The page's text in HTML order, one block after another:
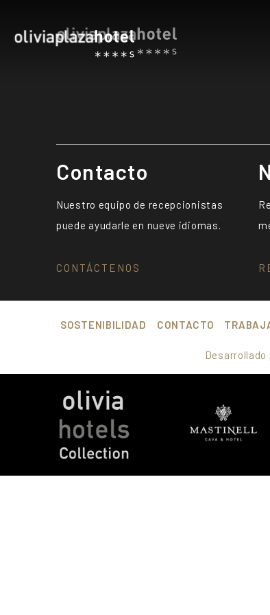
Contacto
Nuestro equipo de recepcionistas
puede ayudarle en nueve idiomas.
CONTÁCTENOS
SOSTENIBILIDAD CONTACTO
Desarrollado